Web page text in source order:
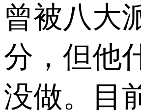
曾被八大
分，但他
没做。目